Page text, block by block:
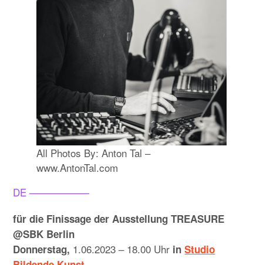
All Photos By: Anton Tal –
www.AntonTal.com
DE ——————
für die Finissage der Ausstellung TREASURE
@SBK Berlin
Donnerstag, 1.06.2023 – 18.00 Uhr inStudio